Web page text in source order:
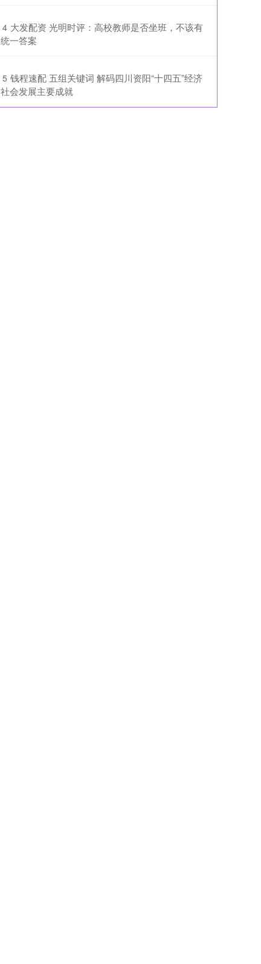
4 ​大发配资 光明时评：高校教师是否坐班，不该有
统一答案
5 ​钱程速配 五组关键词 解码四川资阳“十四五”经济
社会发展主要成就